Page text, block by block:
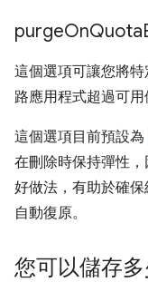
purgeOnQuota
這個選項可讓您將
路應用程式超過可用
這個選項目前預設為
在刪除時保持彈性
好做法，有助於確
自動復原。
您可以儲存多